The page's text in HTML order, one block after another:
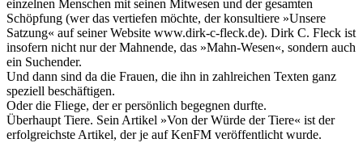
einzelnen Menschen mit seinen Mitwesen und der gesamten
Schöpfung (wer das vertiefen möchte, der konsul­tiere »Unsere
Satzung« auf seiner Website www.dirk-c-fleck.de). Dirk C. Fleck ist
insofern nicht nur der Mahnende, das »Mahn-Wesen«, sondern auch
ein Suchender.
Und dann sind da die Frauen, die ihn in zahlreichen Texten ganz
speziell beschäftigen.
Oder die Fliege, der er persönlich begegnen durfte.
Überhaupt Tiere. Sein Artikel »Von der Würde der Tiere« ist der
erfolgreichste Artikel, der je auf KenFM veröffentlicht wur­de.